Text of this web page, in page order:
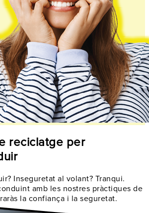
reciclatge per
Inseguretat al volant? Tranqui.
amb les nostres pràctiques de
la confiança i la seguretat.